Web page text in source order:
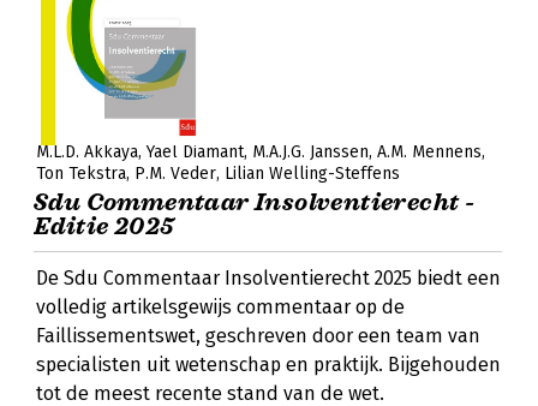
M.L.D. Akkaya Yael Diamant M.A.J.G. Janssen A.M. Mennens
Ton Tekstra P.M. Veder Lilian Welling-Steffens
Sdu Commentaar Insolventierecht -
Editie 2025
De Sdu Commentaar Insolventierecht 2025 biedt een
volledig artikelsgewijs commentaar op de
Faillissementswet, geschreven door een team van
specialisten uit wetenschap en praktijk. Bijgehouden
tot de meest recente stand van de wet.